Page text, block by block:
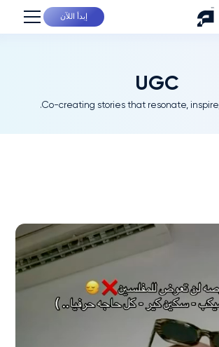
إبدأ اللآن
UGC
Co-creating stories that resonate,